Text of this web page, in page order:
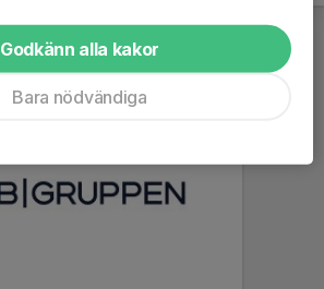
Godkänn alla kakor
Bara nödvändiga